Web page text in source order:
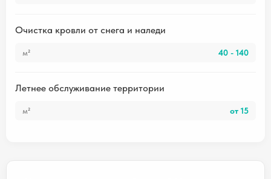
Очистка кровли от снега и наледи
м² 40 - 140
Летнее обслуживание территории
м² от 15